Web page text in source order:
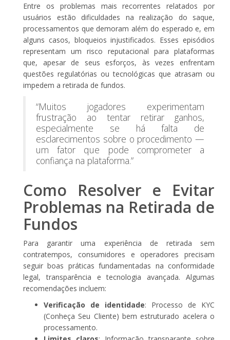
Entre os problemas mais recorrentes relatados por
usuários estão dificuldades na realização do saque,
processamentos que demoram além do esperado e, em
alguns casos, bloqueios injustificados. Esses episódios
representam um risco reputacional para plataformas
que, apesar de seus esforços, às vezes enfrentam
questões regulatórias ou tecnológicas que atrasam ou
impedem a retirada de fundos.
“Muitos jogadores experimentam
frustração ao tentar retirar ganhos,
especialmente se há falta de
esclarecimentos sobre o procedimento —
um fator que pode comprometer a
confiança na plataforma.”
Como Resolver e Evitar
Problemas na Retirada de
Fundos
Para garantir uma experiência de retirada sem
contratempos, consumidores e operadores precisam
seguir boas práticas fundamentadas na conformidade
legal, transparência e tecnologia avançada. Algumas
recomendações incluem:
Verificação de identidade: Processo de KYC
(Conheça Seu Cliente) bem estruturado acelera o
processamento.